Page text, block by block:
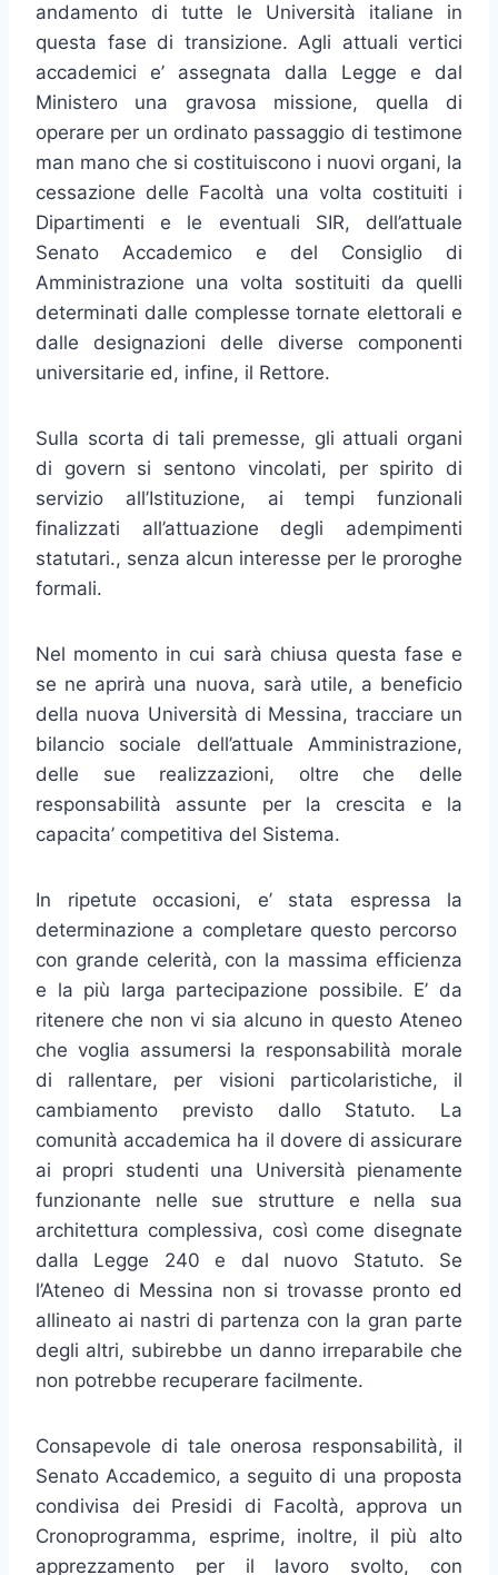
andamento di tutte le Università italiane in
questa fase di transizione. Agli attuali vertici
accademici e’ assegnata dalla Legge e dal
Ministero una gravosa missione, quella di
operare per un ordinato passaggio di testimone
man mano che si costituiscono i nuovi organi, la
cessazione delle Facoltà una volta costituiti i
Dipartimenti e le eventuali SIR, dell’attuale
Senato Accademico e del Consiglio di
Amministrazione una volta sostituiti da quelli
determinati dalle complesse tornate elettorali e
dalle designazioni delle diverse componenti
universitarie ed, infine, il Rettore.
Sulla scorta di tali premesse, gli attuali organi
di govern si sentono vincolati, per spirito di
servizio all’Istituzione, ai tempi funzionali
finalizzati all’attuazione degli adempimenti
statutari., senza alcun interesse per le proroghe
formali.
Nel momento in cui sarà chiusa questa fase e
se ne aprirà una nuova, sarà utile, a beneficio
della nuova Università di Messina, tracciare un
bilancio sociale dell’attuale Amministrazione,
delle sue realizzazioni, oltre che delle
responsabilità assunte per la crescita e la
capacita’ competitiva del Sistema.
In ripetute occasioni, e’ stata espressa la
determinazione a completare questo percorso
con grande celerità, con la massima efficienza
e la più larga partecipazione possibile. E’ da
ritenere che non vi sia alcuno in questo Ateneo
che voglia assumersi la responsabilità morale
di rallentare, per visioni particolaristiche, il
cambiamento previsto dallo Statuto. La
comunità accademica ha il dovere di assicurare
ai propri studenti una Università pienamente
funzionante nelle sue strutture e nella sua
architettura complessiva, così come disegnate
dalla Legge 240 e dal nuovo Statuto. Se
l’Ateneo di Messina non si trovasse pronto ed
allineato ai nastri di partenza con la gran parte
degli altri, subirebbe un danno irreparabile che
non potrebbe recuperare facilmente.
Consapevole di tale onerosa responsabilità, il
Senato Accademico, a seguito di una proposta
condivisa dei Presidi di Facoltà, approva un
Cronoprogramma, esprime, inoltre, il più alto
apprezzamento per il lavoro svolto, con